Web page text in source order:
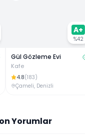
A+
%42
Gül Gözleme Evi
Kafe
4.8(183)
Çameli, Denizli
Yorumlar